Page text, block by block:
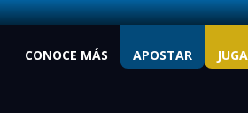
CONOCE MÁS APOSTAR